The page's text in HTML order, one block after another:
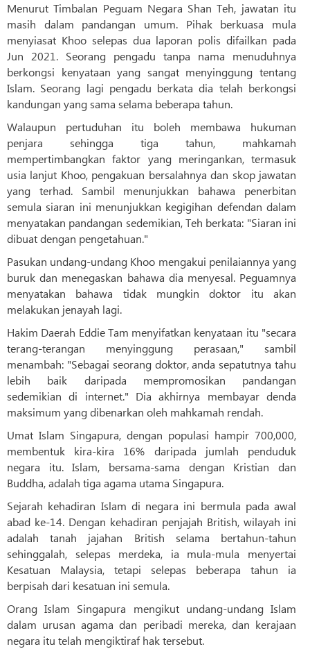
Menurut Timbalan Peguam Negara Shan Teh, jawatan itu
masih dalam pandangan umum. Pihak berkuasa mula
menyiasat Khoo selepas dua laporan polis difailkan pada
Jun 2021. Seorang pengadu tanpa nama menuduhnya
berkongsi kenyataan yang sangat menyinggung tentang
Islam. Seorang lagi pengadu berkata dia telah berkongsi
kandungan yang sama selama beberapa tahun.
Walaupun pertuduhan itu boleh membawa hukuman
penjara sehingga tiga tahun, mahkamah
mempertimbangkan faktor yang meringankan, termasuk
usia lanjut Khoo, pengakuan bersalahnya dan skop jawatan
yang terhad. Sambil menunjukkan bahawa penerbitan
semula siaran ini menunjukkan kegigihan defendan dalam
menyatakan pandangan sedemikian, Teh berkata: "Siaran ini
dibuat dengan pengetahuan."
Pasukan undang-undang Khoo mengakui penilaiannya yang
buruk dan menegaskan bahawa dia menyesal. Peguamnya
menyatakan bahawa tidak mungkin doktor itu akan
melakukan jenayah lagi.
Hakim Daerah Eddie Tam menyifatkan kenyataan itu "secara
terang-terangan menyinggung perasaan," sambil
menambah: "Sebagai seorang doktor, anda sepatutnya tahu
lebih baik daripada mempromosikan pandangan
sedemikian di internet." Dia akhirnya membayar denda
maksimum yang dibenarkan oleh mahkamah rendah.
Umat ​​Islam Singapura, dengan populasi hampir 700,000,
membentuk kira-kira 16% daripada jumlah penduduk
negara itu. Islam, bersama-sama dengan Kristian dan
Buddha, adalah tiga agama utama Singapura.
Sejarah kehadiran Islam di negara ini bermula pada awal
abad ke-14. Dengan kehadiran penjajah British, wilayah ini
adalah tanah jajahan British selama bertahun-tahun
sehinggalah, selepas merdeka, ia mula-mula menyertai
Kesatuan Malaysia, tetapi selepas beberapa tahun ia
berpisah dari kesatuan ini semula.
Orang Islam Singapura mengikut undang-undang Islam
dalam urusan agama dan peribadi mereka, dan kerajaan
negara itu telah mengiktiraf hak tersebut.